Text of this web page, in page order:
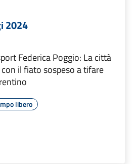
2024
Federica Poggio: La città
il fiato sospeso a tifare
libero